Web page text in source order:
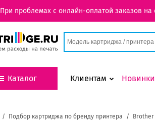
При проблемах с онлайн-оплатой заказов
Каталог Клиентам Новинки
Подбор картриджа по бренду принтера Brother